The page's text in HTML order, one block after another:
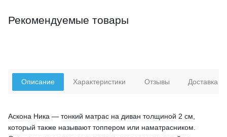
Рекомендуемые товары
Описание
Аскона Ника — тонкий матрас на диван толщиной 2 см,
который также называют топпером или наматрасником.
Характеристики Отзывы Доставка